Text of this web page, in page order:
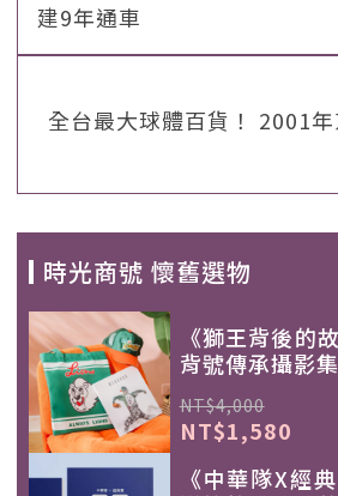
建9年通車
全台最大球體百貨！ 2001
時光商號 懷舊選物
《獅王背後的
背號傳承攝影集
NT$4,000
NT$1,580
《中華隊X經